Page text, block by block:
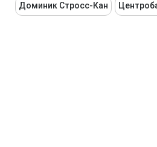
Доминик Стросс-Кан